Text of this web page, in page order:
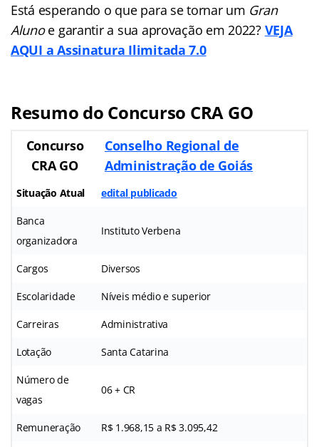
Está esperando o que para se tornar um Gran
Alunoe garantir a sua aprovação em 2022? VEJA
AQUI a Assinatura Ilimitada 7.0
Resumo do Concurso CRA GO
Concurso
CRA GO
Conselho Regional de
Administração de Goiás
Situação Atual edital publicado
Banca
organizadora
Instituto Verbena
Cargos Diversos
Escolaridade Níveis médio e superior
Carreiras Administrativa
Lotação Santa Catarina
Número de
vagas
06 + CR
Remuneração R$ 1.968,15 a R$ 3.095,42